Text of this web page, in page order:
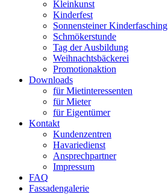
Kleinkunst
Kinderfest
Sonnensteiner Kinderfasching
Schmökerstunde
Tag der Ausbildung
Weihnachtsbäckerei
Promotionaktion
Downloads
für Mietinteressenten
für Mieter
für Eigentümer
Kontakt
Kundenzentren
Havariedienst
Ansprechpartner
Impressum
FAQ
Fassadengalerie